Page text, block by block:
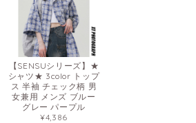
【SENSUシリーズ】★
シャツ★ 3color トップ
ス 半袖 チェック柄 男
女兼用 メンズ ブルー
グレー パープル
¥4,386